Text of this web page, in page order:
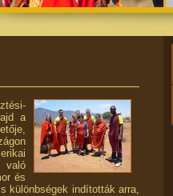
a
való
és
különbségek indították arra,